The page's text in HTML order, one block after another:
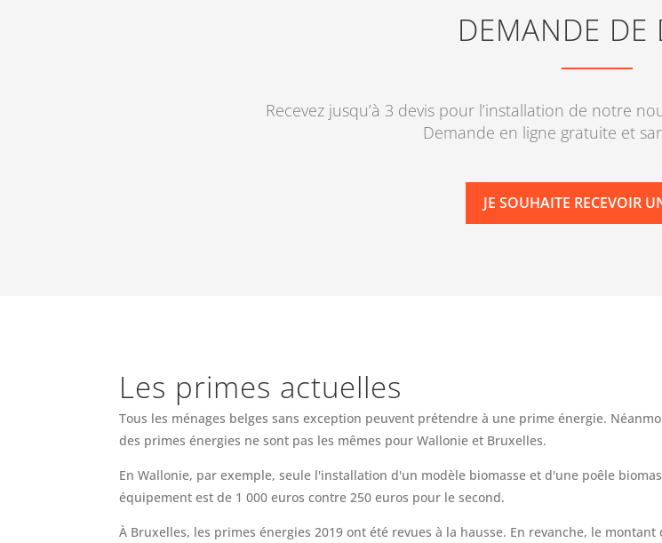
DEMANDE DE
Recevez jusqu’à 3 devis pour l’installation de notre
Demande en ligne gratuite et
JE SOUHAITE RECEVOIR
Les primes actuelles
Tous les ménages belges sans exception peuvent prétendre à une prime énergie.
des primes énergies ne sont pas les mêmes pour Wallonie et Bruxelles.
En Wallonie, par exemple, seule l'installation d'un modèle biomasse et d'une poêle
équipement est de 1 000 euros contre 250 euros pour le second.
À Bruxelles, les primes énergies 2019 ont été revues à la hausse. En revanche, le